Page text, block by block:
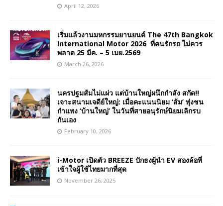
April 12, 2026
เริ่มแล้วงานมหกรรมยานยนต์ The 47th Bangkok
International Motor 2026 ที่คนรักรถ ไม่ควร
พลาด 25 มีค. – 5 เมย.2569
March 26, 2026
นครปฐมส้มไม่แผ่ว แต่บ้านใหญ่ผนึกกำลัง สกัด!!
เจาะสนามเจดีย์ใหญ่: เมื่อคะแนนนิยม ‘ส้ม’ พุ่งชน
กำแพง ‘บ้านใหญ่’ ในวันที่สายอนุรักษ์นิยมเลิกรบ
กันเอง
February 10, 2026
i-Motor เปิดตัว BREEZE ปักธงผู้นำ EV สองล้อที่
เข้าใจผู้ใช้ไทยมากที่สุด
November 26, 2025